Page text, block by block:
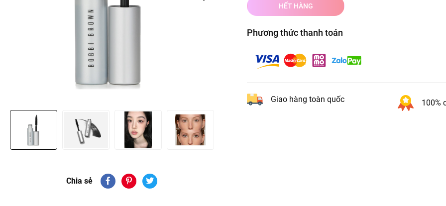
Chia sẻ
HẾT HÀNG
Phương thức thanh toán
Giao hàng toàn quốc 100%